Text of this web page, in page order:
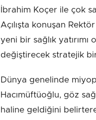
İbrahim Koçer ile çok
Açılışta konuşan
yeni bir sağlık yatırımı
değiştirecek stratejik
Dünya genelinde
Hacımüftüoğlu, göz
haline geldiğini